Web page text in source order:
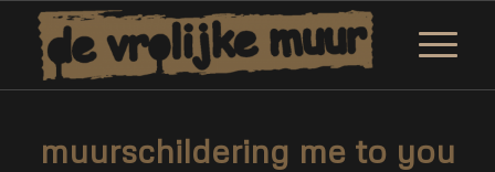
muurschildering me to you